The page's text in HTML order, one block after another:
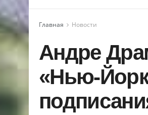
Главная Новости
Андре
«Нью-